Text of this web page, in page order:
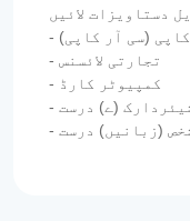
(سی آر کاپی)
- تجارتی لائسنس
- کمپیوٹر کارڈ